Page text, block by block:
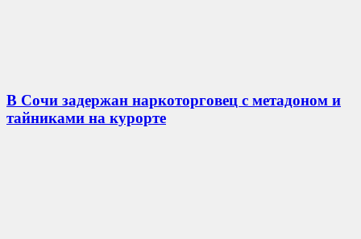
В Сочи задержан наркоторговец с метадоном и
тайниками на курорте